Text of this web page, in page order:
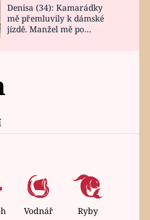
Denisa (34): Kamarádky
mě přemluvily k dámské
jízdě. Manžel mě po
Vodnář Ryby